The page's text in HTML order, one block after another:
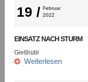
19 / Februar
2022
EINSATZ NACH STURM
Gießhübl
Weiterlesen